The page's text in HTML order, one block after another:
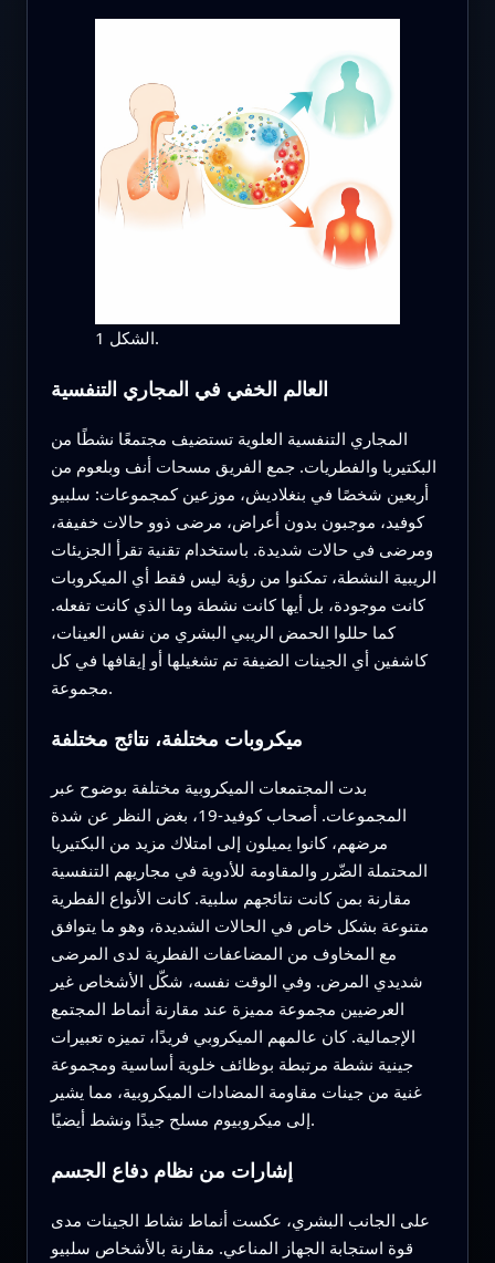
الشكل 1.
العالم الخفي في المجاري التنفسية
المجاري التنفسية العلوية تستضيف مجتمعًا نشطًا من
البكتيريا والفطريات. جمع الفريق مسحات أنف وبلعوم من
أربعين شخصًا في بنغلاديش، موزعين كمجموعات: سلبيو
كوفيد، موجبون بدون أعراض، مرضى ذوو حالات خفيفة،
ومرضى في حالات شديدة. باستخدام تقنية تقرأ الجزيئات
الريبية النشطة، تمكنوا من رؤية ليس فقط أي الميكروبات
كانت موجودة، بل أيها كانت نشطة وما الذي كانت تفعله.
كما حللوا الحمض الريبي البشري من نفس العينات،
كاشفين أي الجينات الضيفة تم تشغيلها أو إيقافها في كل
مجموعة.
ميكروبات مختلفة، نتائج مختلفة
بدت المجتمعات الميكروبية مختلفة بوضوح عبر
المجموعات. أصحاب كوفيد-19، بغض النظر عن شدة
مرضهم، كانوا يميلون إلى امتلاك مزيد من البكتيريا
المحتملة الضّرر والمقاومة للأدوية في مجاريهم التنفسية
مقارنة بمن كانت نتائجهم سلبية. كانت الأنواع الفطرية
متنوعة بشكل خاص في الحالات الشديدة، وهو ما يتوافق
مع المخاوف من المضاعفات الفطرية لدى المرضى
شديدي المرض. وفي الوقت نفسه، شكّل الأشخاص غير
العرضيين مجموعة مميزة عند مقارنة أنماط المجتمع
الإجمالية. كان عالمهم الميكروبي فريدًا، تميزه تعبيرات
جينية نشطة مرتبطة بوظائف خلوية أساسية ومجموعة
غنية من جينات مقاومة المضادات الميكروبية، مما يشير
إلى ميكروبيوم مسلح جيدًا ونشط أيضيًا.
إشارات من نظام دفاع الجسم
على الجانب البشري، عكست أنماط نشاط الجينات مدى
قوة استجابة الجهاز المناعي. مقارنة بالأشخاص سلبيو